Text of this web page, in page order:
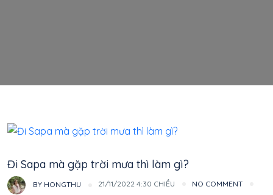
Đi Sapa mà gặp trời mưa thì làm gì?
BY HONGTHU 21/11/2022 4:30 CHIỀU NO COMMENT